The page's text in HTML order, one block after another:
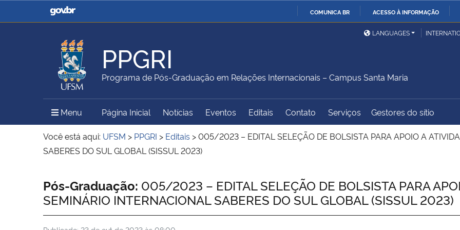
COMUNICA BR ACESSO À INFORMAÇÃO
Casa Civil
Ministério da Justiça e
Ministério da Defesa
Ministério das Relações
Exteriores
Ministério da Agricultura,
Pecuária e Abastecimento
Ministério da Educação
Ministério do Meio Ambiente Ministério do Turismo
Ministério do
Desenvolvimento Regional
Controladoria-Geral da
União
Institucional
LANGUAGES
PPGRI
Programa de Pós-Graduação em Relações Internacionais – Campus Santa Maria
Menu Menu Principal do Sítio
Página Inicial Notícias Eventos Editais Contato Serviços Gestores do sítio
Você está aqui: UFSM > PPGRI > Editais >005/2023 – EDITAL SELEÇÃO DE BOLSISTA PARA APOIO A
SABERES DO SUL GLOBAL (SISSUL 2023)
Início do conteúdo
Pós-Graduação: 005/2023 – EDITAL SELEÇÃO DE BOLSISTA PARA
SEMINÁRIO INTERNACIONAL SABERES DO SUL GLOBAL (SISSUL 2023)